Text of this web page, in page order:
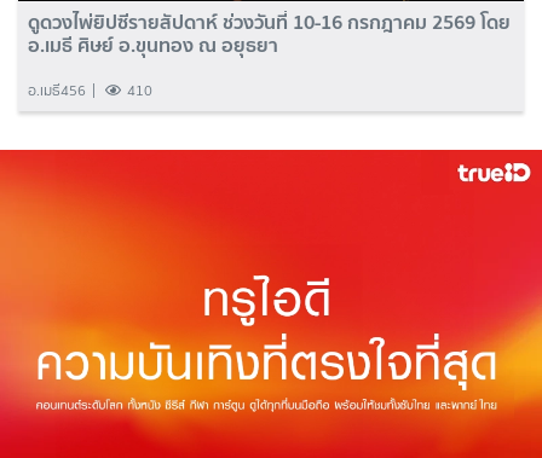
ดูดวงไพ่ยิปซีรายสัปดาห์ ช่วงวันที่ 10-16 กรกฎาคม 2569 โดย
อ.เมธี ศิษย์ อ.ขุนทอง ณ อยุธยา
อ.เมธี456 410